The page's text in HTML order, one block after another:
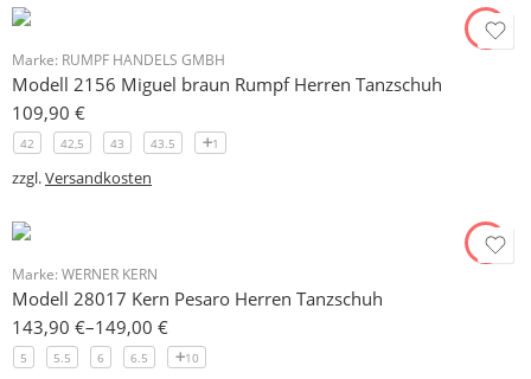
Marke: RUMPF HANDELS GMBH
Modell 2156 Miguel braun Rumpf Herren Tanzschuh
109,90 €
42 42,5 43 43.5 1
zzgl.Versandkosten
Marke: WERNER KERN
Modell 28017 Kern Pesaro Herren Tanzschuh
143,90 €–149,00 €
5 5.5 6 6.5 10